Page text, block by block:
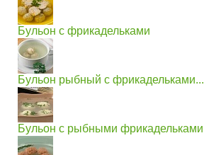
Бульон с фрикадельками
Бульон рыбный с фрикадельками...
Бульон с рыбными фрикадельками